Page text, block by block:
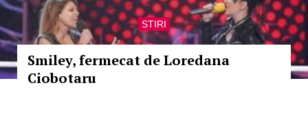
STIRI
Smiley, fermecat de Loredana
Ciobotaru